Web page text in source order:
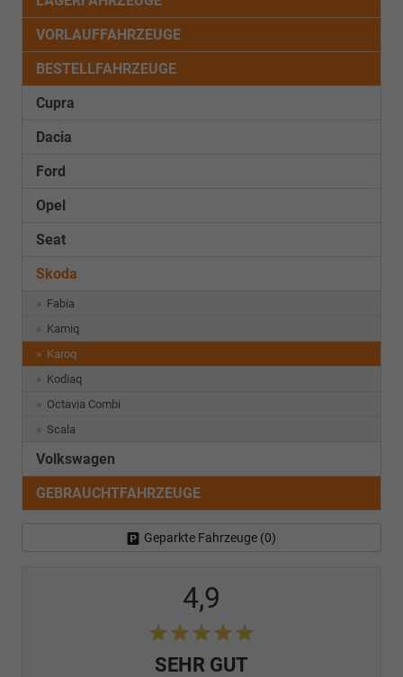
VORLAUFFAHRZEUGE
BESTELLFAHRZEUGE
Cupra
Dacia
Ford
Opel
Seat
Skoda
Fabia
Kamiq
Karoq
Kodiaq
Octavia Combi
Scala
Volkswagen
GEBRAUCHTFAHRZEUGE
Geparkte Fahrzeuge (0)
4,9
SEHR GUT